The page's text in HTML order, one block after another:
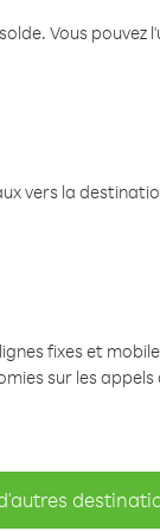
Vous
vers la
fixes et
sur les appels